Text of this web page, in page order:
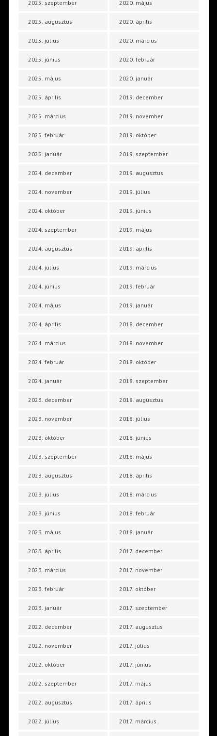
2025. szeptember
2025. augusztus
2025. július
2025. június
2025. május
2025. április
2025. március
2025. február
2025. január
2024. december
2024. november
2024. október
2024. szeptember
2024. augusztus
2024. július
2024. június
2024. május
2024. április
2024. március
2024. február
2024. január
2023. december
2023. november
2023. október
2023. szeptember
2023. augusztus
2023. július
2023. június
2023. május
2023. április
2023. március
2023. február
2023. január
2022. december
2022. november
2022. október
2022. szeptember
2022. augusztus
2022. július
2020. május
2020. április
2020. március
2020. február
2020. január
2019. december
2019. november
2019. október
2019. szeptember
2019. augusztus
2019. július
2019. június
2019. május
2019. április
2019. március
2019. február
2019. január
2018. december
2018. november
2018. október
2018. szeptember
2018. augusztus
2018. július
2018. június
2018. május
2018. április
2018. március
2018. február
2018. január
2017. december
2017. november
2017. október
2017. szeptember
2017. augusztus
2017. július
2017. június
2017. május
2017. április
2017. március